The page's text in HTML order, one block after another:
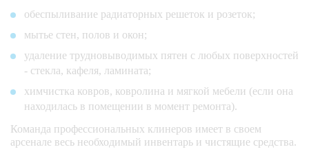
обеспыливание радиаторных решеток и розеток;
мытье стен, полов и окон;
удаление трудновыводимых пятен с любых поверхностей
- стекла, кафеля, ламината;
химчистка ковров, ковролина и мягкой мебели (если она
находилась в помещении в момент ремонта).
Команда профессиональных клинеров имеет в своем
арсенале весь необходимый инвентарь и чистящие средства.